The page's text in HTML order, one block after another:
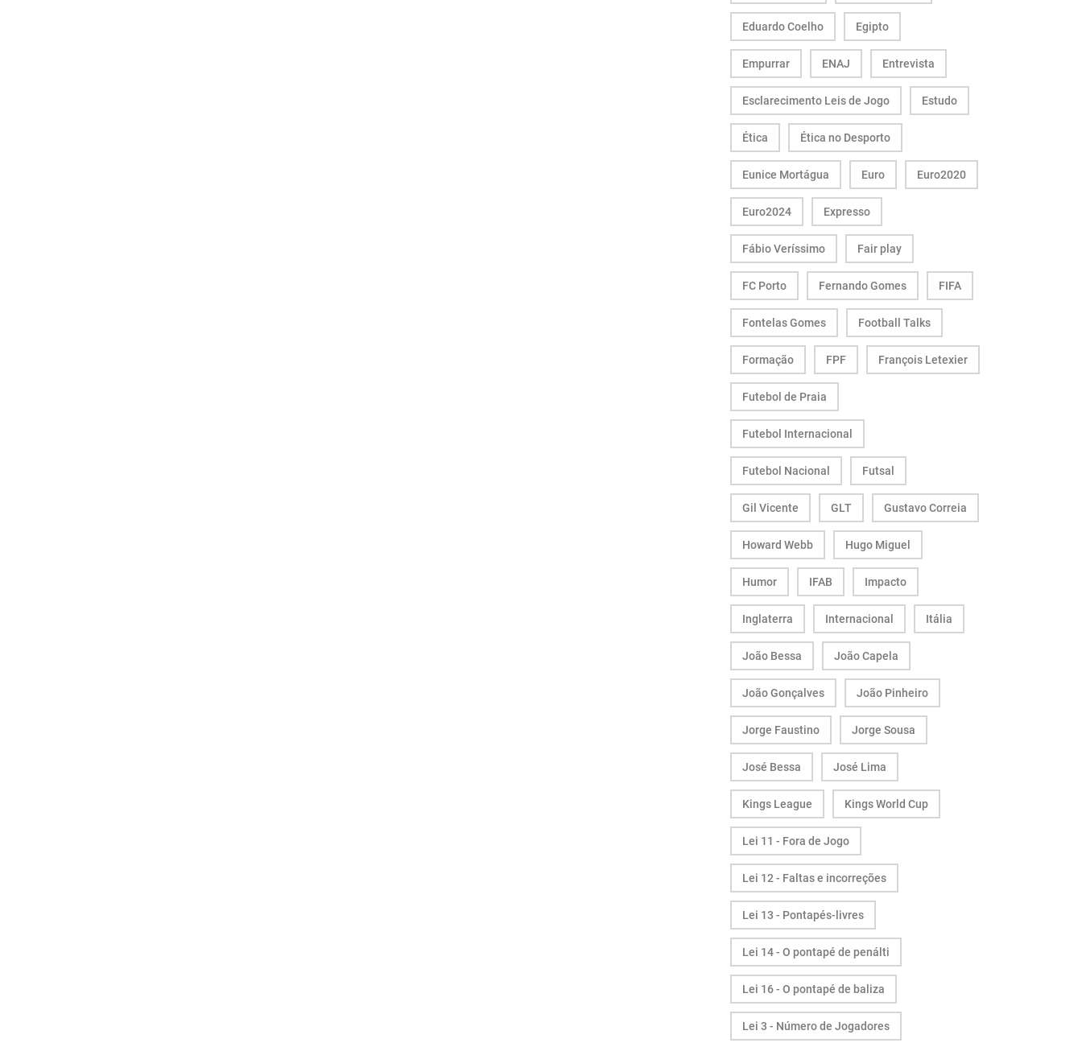
Eduardo Coelho Egipto
Empurrar ENAJ Entrevista
Esclarecimento Leis de Jogo Estudo
Ética Ética no Desporto
Eunice Mortágua Euro Euro2020
Euro2024 Expresso
Fábio Veríssimo Fair play
FC Porto Fernando Gomes FIFA
Fontelas Gomes Football Talks
Formação FPF François Letexier
Futebol de Praia
Futebol Internacional
Futebol Nacional Futsal
Gil Vicente GLT Gustavo Correia
Howard Webb Hugo Miguel
Humor IFAB Impacto
Inglaterra Internacional Itália
João Bessa João Capela
João Gonçalves João Pinheiro
Jorge Faustino Jorge Sousa
José Bessa José Lima
Kings League Kings World Cup
Lei 11 - Fora de Jogo
Lei 12 - Faltas e incorreções
Lei 13 - Pontapés-livres
Lei 14 - O pontapé de penálti
Lei 16 - O pontapé de baliza
Lei 3 - Número de Jogadores